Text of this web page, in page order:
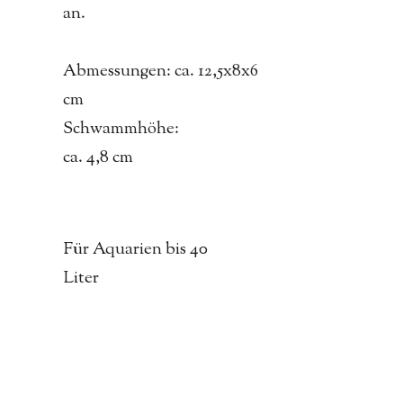
an.
Abmessungen: ca. 12,5x8x6
cm
Schwammhöhe:
ca. 4,8 cm
Für Aquarien bis 40
Liter